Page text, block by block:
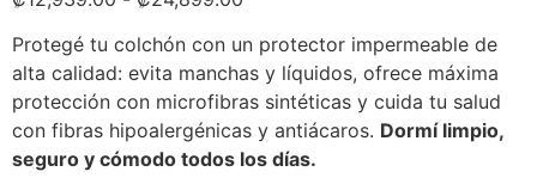
Protegé tu colchón con un protector impermeable de
alta calidad: evita manchas y líquidos, ofrece máxima
protección con microfibras sintéticas y cuida tu salud
con fibras hipoalergénicas y antiácaros. Dormí limpio,
seguro y cómodo todos los días.